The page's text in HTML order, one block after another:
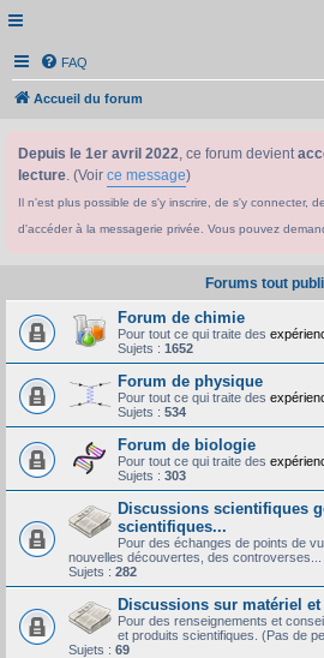
FAQ
Accueil du forum
Depuis le 1er avril 2022, ce forum devient
lecture. (Voir ce message)
Il n'est plus possible de s'y inscrire, de s'y connecter,
d'accéder à la messagerie privée. Vous pouvez
Forums tout
Forum de chimie
Pour tout ce qui traite des
Sujets : 1652
Forum de physique
Pour tout ce qui traite des
Sujets : 534
Forum de biologie
Pour tout ce qui traite des
Sujets : 303
Discussions scientifiques
scientifiques...
Pour des échanges de points de
nouvelles découvertes, des controverses...
Sujets : 282
Discussions sur matériel
Pour des renseignements et
et produits scientifiques. (Pas de
Sujets : 69